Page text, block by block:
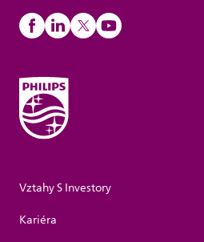
Vztahy S Investory
Kariéra